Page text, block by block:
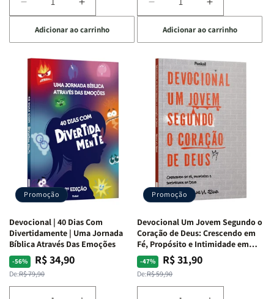
Diminuir
a
quantidade
de
Devocional
Quarto
de
Guerra
Isabelle
S.
Alves
Aumentar
a
quantidade
de
Devocional
Quarto
de
Guerra
|
Isabelle
S.
Alves
Adicionar ao carrinho
Diminuir
a
quantidade
de
Devocional
Café
com
Mulheres
da
Bíblia
Equipe
Teológica
Penkal
Aumentar
a
quantidade
de
Devocional
Café
com
Mulheres
da
Bíblia
|
Equipe
Teológica
Penkal
Adicionar ao carrinho
Promoção
Devocional | 40 Dias Com
Divertidamente | Uma Jornada
Bíblica Através Das Emoções
-56%
Preço
normal
De:R$ 79,90
Preço
promocional
R$ 34,90
Promoção
Devocional Um Jovem Segundo o
Coração de Deus: Crescendo em
Fé, Propósito e Intimidade em
Deus
-47%
Preço
normal
De:R$ 59,90
Preço
promocional
R$ 31,90